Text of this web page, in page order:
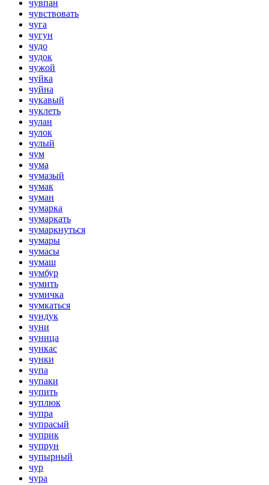
чувпан
чувствовать
чуга
чугун
чудо
чудок
чужой
чуйка
чуйна
чукавый
чуклеть
чулан
чулок
чулый
чум
чума
чумазый
чумак
чуман
чумарка
чумаркать
чумаркнуться
чумары
чумасы
чумаш
чумбур
чумить
чумичка
чумкаться
чундук
чуни
чуница
чункас
чунки
чупа
чупаки
чупить
чуплюк
чупра
чупрасый
чуприк
чупрун
чупырный
чур
чура